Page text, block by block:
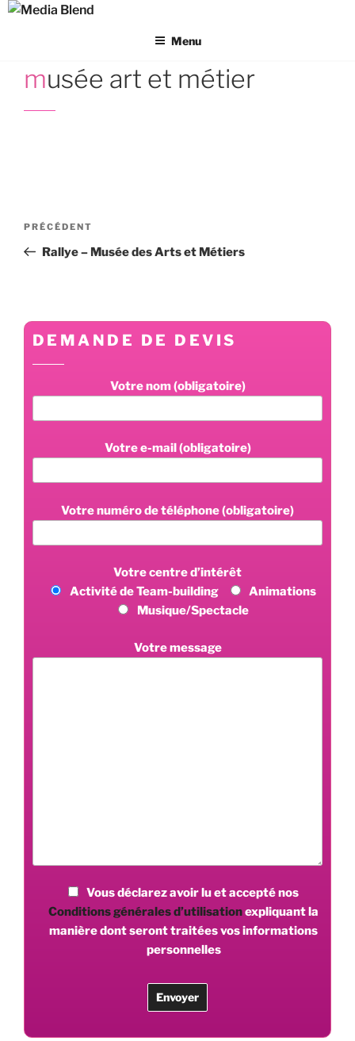
Aller
Menu
musée art et métier
Navigation
l’article
Article
précédent
PRÉCÉDENT
Rallye – Musée des Arts et Métiers
DEMANDE DE DEVIS
Votre nom (obligatoire)
Votre e-mail (obligatoire)
Votre numéro de téléphone (obligatoire)
Votre centre d’intérêt
Activité de Team-building
Animations
Musique/Spectacle
Votre message
Vous déclarez avoir lu et accepté nos
Conditions générales d’utilisationexpliquant la
manière dont seront traitées vos informations
personnelles